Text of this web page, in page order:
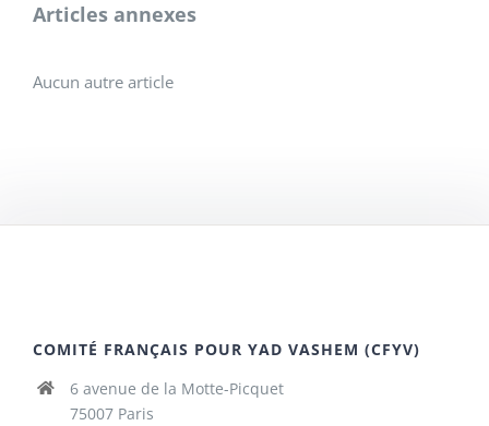
Articles annexes
Aucun autre article
COMITÉ FRANÇAIS POUR YAD VASHEM (CFYV)
6 avenue de la Motte-Picquet
75007 Paris